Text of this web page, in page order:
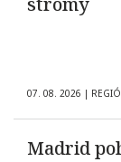
07. 08. 2026 |
Madrid